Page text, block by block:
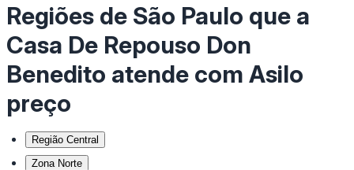
Regiões de São Paulo que a
Casa De Repouso Don
Benedito atende com Asilo
preço
Região Central
Zona Norte